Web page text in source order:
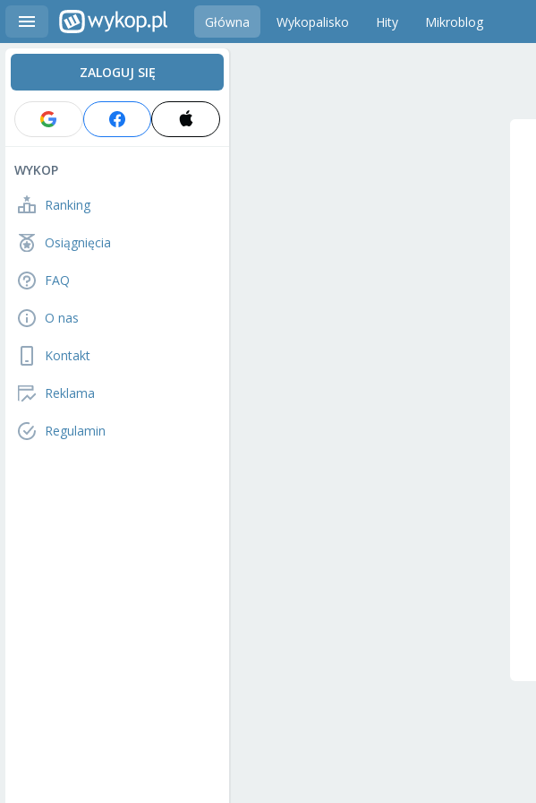
Główna Wykopalisko Hity Mikroblog
ZALOGUJ SIĘ
WYKOP
Ranking
Osiągnięcia
FAQ
O nas
Kontakt
Reklama
Regulamin